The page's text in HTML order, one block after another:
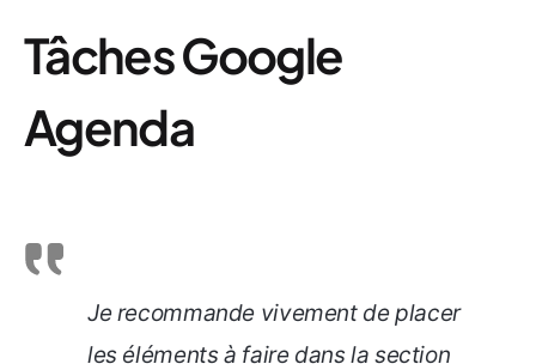
Tâches Google
Agenda
Je recommande vivement de placer
les éléments à faire dans la section